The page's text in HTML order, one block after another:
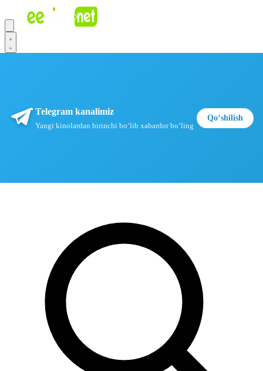
Telegram kanalimiz
Yangi kinolardan birinchi boʻlib xabardor boʻling
Qoʻshilish